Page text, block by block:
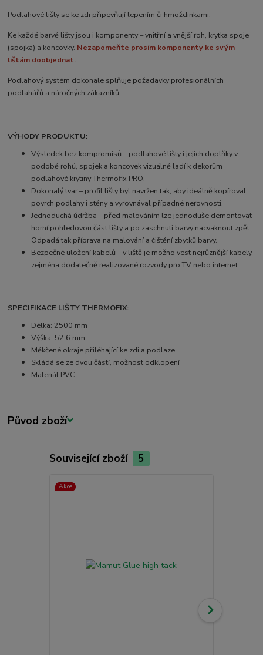
Podlahové lišty se ke zdi připevňují lepením či hmoždinkami.
Ke každé barvě lišty jsou i komponenty – vnitřní a vnější roh, krytka spoje
(spojka) a koncovky. Nezapomeňte prosím komponenty ke svým
lištám doobjednat.
Podlahový systém dokonale splňuje požadavky profesionálních
podlahářů a náročných zákazníků.
VÝHODY PRODUKTU:
Výsledek bez kompromisů – podlahové lišty i jejich doplňky v
podobě rohů, spojek a koncovek vizuálně ladí k dekorům
podlahové krytiny Thermofix PRO.
Dokonalý tvar – profil lišty byl navržen tak, aby ideálně kopíroval
povrch podlahy i stěny a vyrovnával případné nerovnosti.
Jednoduchá údržba – před malováním lze jednoduše demontovat
horní pohledovou část lišty a po zaschnuti barvy nacvaknout zpět.
Odpadá tak příprava na malování a čištění zbytků barvy.
Bezpečné uložení kabelů – v liště je možno vest nejrůznější kabely,
zejména dodatečně realizované rozvody pro TV nebo internet.
SPECIFIKACE LIŠTY THERMOFIX:
Délka: 2500 mm
Výška: 52,6 mm
Měkčené okraje přiléhající ke zdi a podlaze
Skládá se ze dvou částí, možnost odklopení
Materiál PVC
Původ zboží
Související zboží 5
Akce